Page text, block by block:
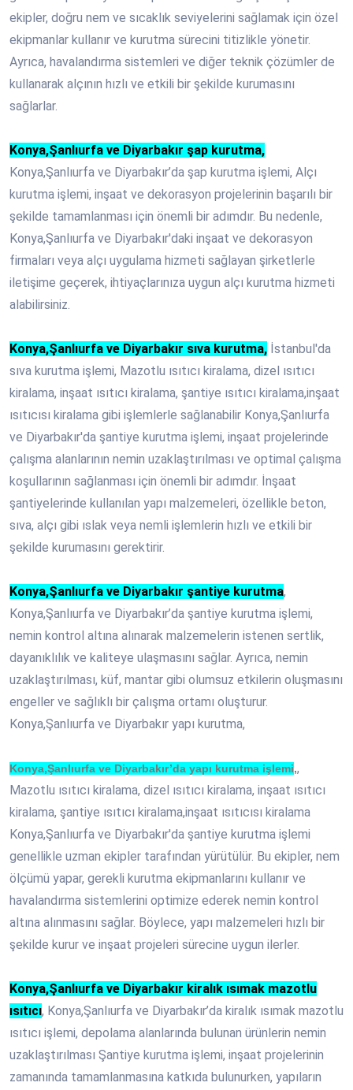
ekipler, doğru nem ve sıcaklık seviyelerini sağlamak için özel
ekipmanlar kullanır ve kurutma sürecini titizlikle yönetir.
Ayrıca, havalandırma sistemleri ve diğer teknik çözümler de
kullanarak alçının hızlı ve etkili bir şekilde kurumasını
sağlarlar.
Konya,Şanlıurfa ve Diyarbakır şap kurutma,
Konya,Şanlıurfa ve Diyarbakır’da şap kurutma işlemi, Alçı
kurutma işlemi, inşaat ve dekorasyon projelerinin başarılı bir
şekilde tamamlanması için önemli bir adımdır. Bu nedenle,
Konya,Şanlıurfa ve Diyarbakır'daki inşaat ve dekorasyon
firmaları veya alçı uygulama hizmeti sağlayan şirketlerle
iletişime geçerek, ihtiyaçlarınıza uygun alçı kurutma hizmeti
alabilirsiniz.
Konya,Şanlıurfa ve Diyarbakır sıva kurutma, İstanbul'da
sıva kurutma işlemi, Mazotlu ısıtıcı kiralama, dizel ısıtıcı
kiralama, inşaat ısıtıcı kiralama, şantiye ısıtıcı kiralama,inşaat
ısıtıcısı kiralama gibi işlemlerle sağlanabilir Konya,Şanlıurfa
ve Diyarbakır'da şantiye kurutma işlemi, inşaat projelerinde
çalışma alanlarının nemin uzaklaştırılması ve optimal çalışma
koşullarının sağlanması için önemli bir adımdır. İnşaat
şantiyelerinde kullanılan yapı malzemeleri, özellikle beton,
sıva, alçı gibi ıslak veya nemli işlemlerin hızlı ve etkili bir
şekilde kurumasını gerektirir.
Konya,Şanlıurfa ve Diyarbakır şantiye kurutma,
Konya,Şanlıurfa ve Diyarbakır’da şantiye kurutma işlemi,
nemin kontrol altına alınarak malzemelerin istenen sertlik,
dayanıklılık ve kaliteye ulaşmasını sağlar. Ayrıca, nemin
uzaklaştırılması, küf, mantar gibi olumsuz etkilerin oluşmasını
engeller ve sağlıklı bir çalışma ortamı oluşturur.
Konya,Şanlıurfa ve Diyarbakır yapı kurutma,
Konya,Şanlıurfa ve Diyarbakır’da yapı kurutma işlemi,,
Mazotlu ısıtıcı kiralama, dizel ısıtıcı kiralama, inşaat ısıtıcı
kiralama, şantiye ısıtıcı kiralama,inşaat ısıtıcısı kiralama
Konya,Şanlıurfa ve Diyarbakır'da şantiye kurutma işlemi
genellikle uzman ekipler tarafından yürütülür. Bu ekipler, nem
ölçümü yapar, gerekli kurutma ekipmanlarını kullanır ve
havalandırma sistemlerini optimize ederek nemin kontrol
altına alınmasını sağlar. Böylece, yapı malzemeleri hızlı bir
şekilde kurur ve inşaat projeleri sürecine uygun ilerler.
Konya,Şanlıurfa ve Diyarbakır kiralık ısımak mazotlu
ısıtıcı, Konya,Şanlıurfa ve Diyarbakır’da kiralık ısımak mazotlu
ısıtıcı işlemi, depolama alanlarında bulunan ürünlerin nemin
uzaklaştırılması Şantiye kurutma işlemi, inşaat projelerinin
zamanında tamamlanmasına katkıda bulunurken, yapıların